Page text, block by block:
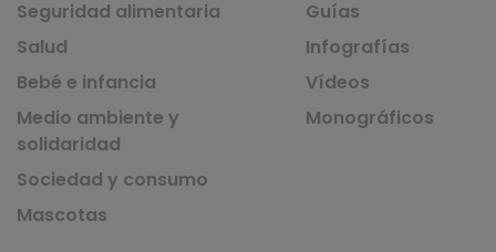
Seguridad alimentaria
Salud
Bebé e infancia
Medio ambiente y
solidaridad
Sociedad y consumo
Mascotas
Guías
Infografías
Vídeos
Monográficos